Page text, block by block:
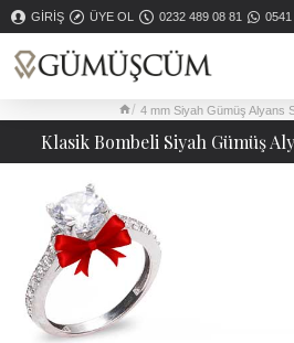
GIRIŞ ÜYE OL 0232 489 08 81 0541
4 mm Siyah Gümüş Alyans
Klasik Bombeli Siyah Gümüş